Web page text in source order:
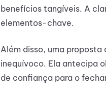
benefícios tangíveis. A
elementos-chave.
Além disso, uma
inequívoco. Ela antecipa
de confiança para o